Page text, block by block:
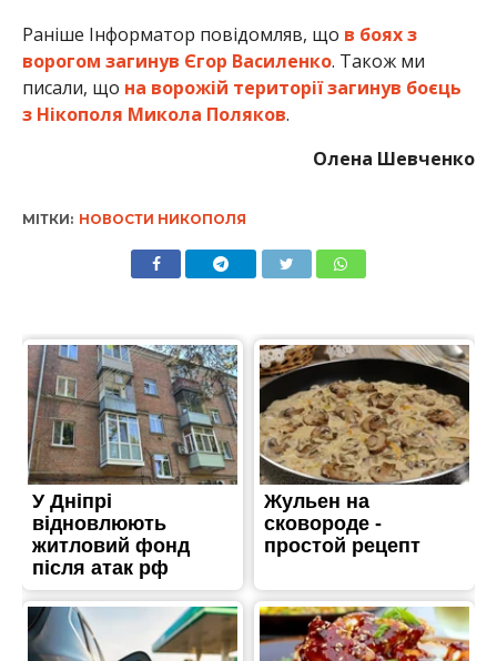
Раніше Інформатор повідомляв, що в боях з
ворогом загинув Єгор Василенко. Також ми
писали, що на ворожій території загинув боєць
з Нікополя Микола Поляков.
Олена Шевченко
МІТКИ: НОВОСТИ НИКОПОЛЯ